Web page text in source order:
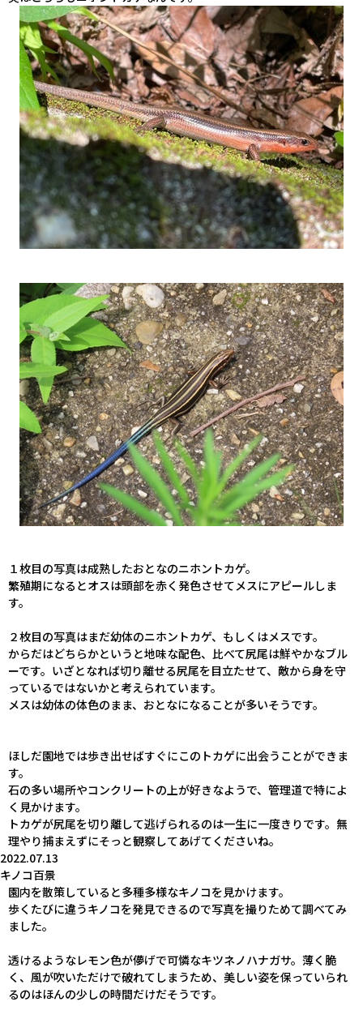
１枚目の写真は成熟したおとなのニホントカゲ。
繁殖期になるとオスは頭部を赤く発色させてメスにアピールしま
す。
２枚目の写真はまだ幼体のニホントカゲ、もしくはメスです。
からだはどちらかというと地味な配色、比べて尻尾は鮮やかなブル
ーです。いざとなれば切り離せる尻尾を目立たせて、敵から身を守
っているではないかと考えられています。
メスは幼体の体色のまま、おとなになることが多いそうです。
ほしだ園地では歩き出せばすぐにこのトカゲに出会うことができま
す。
石の多い場所やコンクリートの上が好きなようで、管理道で特によ
く見かけます。
トカゲが尻尾を切り離して逃げられるのは一生に一度きりです。無
理やり捕まえずにそっと観察してあげてくださいね。
2022.07.13
キノコ百景
園内を散策していると多種多様なキノコを見かけます。
歩くたびに違うキノコを発見できるので写真を撮りためて調べてみ
ました。
透けるようなレモン色が儚げで可憐なキツネノハナガサ。薄く脆
く、風が吹いただけで破れてしまうため、美しい姿を保っていられ
るのはほんの少しの時間だけだそうです。